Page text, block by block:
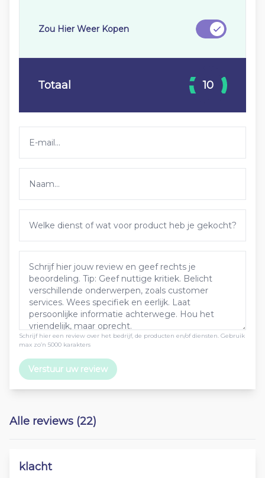
Schrijf hier een review over het bedrijf, de producten en/of diensten. Gebruik
max zo’n 5000 karakters
Verstuur uw review
Zou Hier Weer Kopen
Totaal 10
Alle reviews (22)
klacht